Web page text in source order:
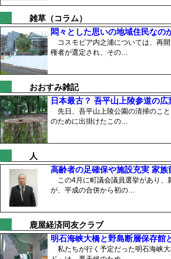
雑草（コラム）
悶々とした思いの地域住民なの
コスモピア内之浦については、再
権者が選定され、その…
おおすみ雑記
日本最古？ 吾平山上陵参道の
先日、吾平山上陵公園の清掃のこ
のために出掛けたこの…
人
高齢者の足確保や施設充実 家
この4月に町議会議員選挙があり、
が、平成の合併から初の…
鹿屋経済同友クラブ
明石海峡大橋と野島断層保存館
私たちが行く予定だった明石海峡